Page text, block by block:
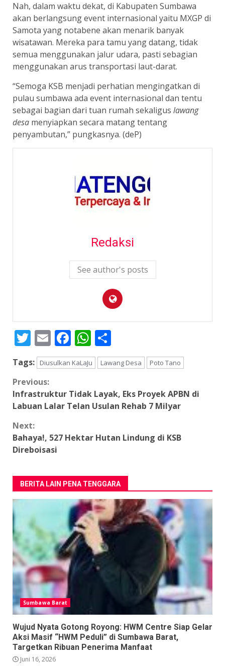
Nah, dalam waktu dekat, di Kabupaten Sumbawa
akan berlangsung event internasional yaitu MXGP di
Samota yang notabene akan menarik banyak
wisatawan. Mereka para tamu yang datang, tidak
semua menggunakan jalur udara, pasti sebagian
menggunakan arus transportasi laut-darat.
“Semoga KSB menjadi perhatian mengingatkan di
pulau sumbawa ada event internasional dan tentu
sebagai bagian dari tuan rumah sekaligus lawang
desa menyiapkan secara matang tentang
penyambutan,” pungkasnya. (deP)
Redaksi
See author's posts
Twitter
EmailFacebook
WhatsApp
Tags: Diusulkan KaLaJu Lawang Desa Poto Tano
Continue
Reading
Previous:
Infrastruktur Tidak Layak, Eks Proyek APBN di
Labuan Lalar Telan Usulan Rehab 7 Milyar
Next:
Bahaya!, 527 Hektar Hutan Lindung di KSB
Direboisasi
BERITA LAIN PENA TENGGARA
Sumbawa Barat
Wujud Nyata Gotong Royong: HWM Centre Siap Gelar
Aksi Masif “HWM Peduli” di Sumbawa Barat,
Targetkan Ribuan Penerima Manfaat
Juni 16, 2026